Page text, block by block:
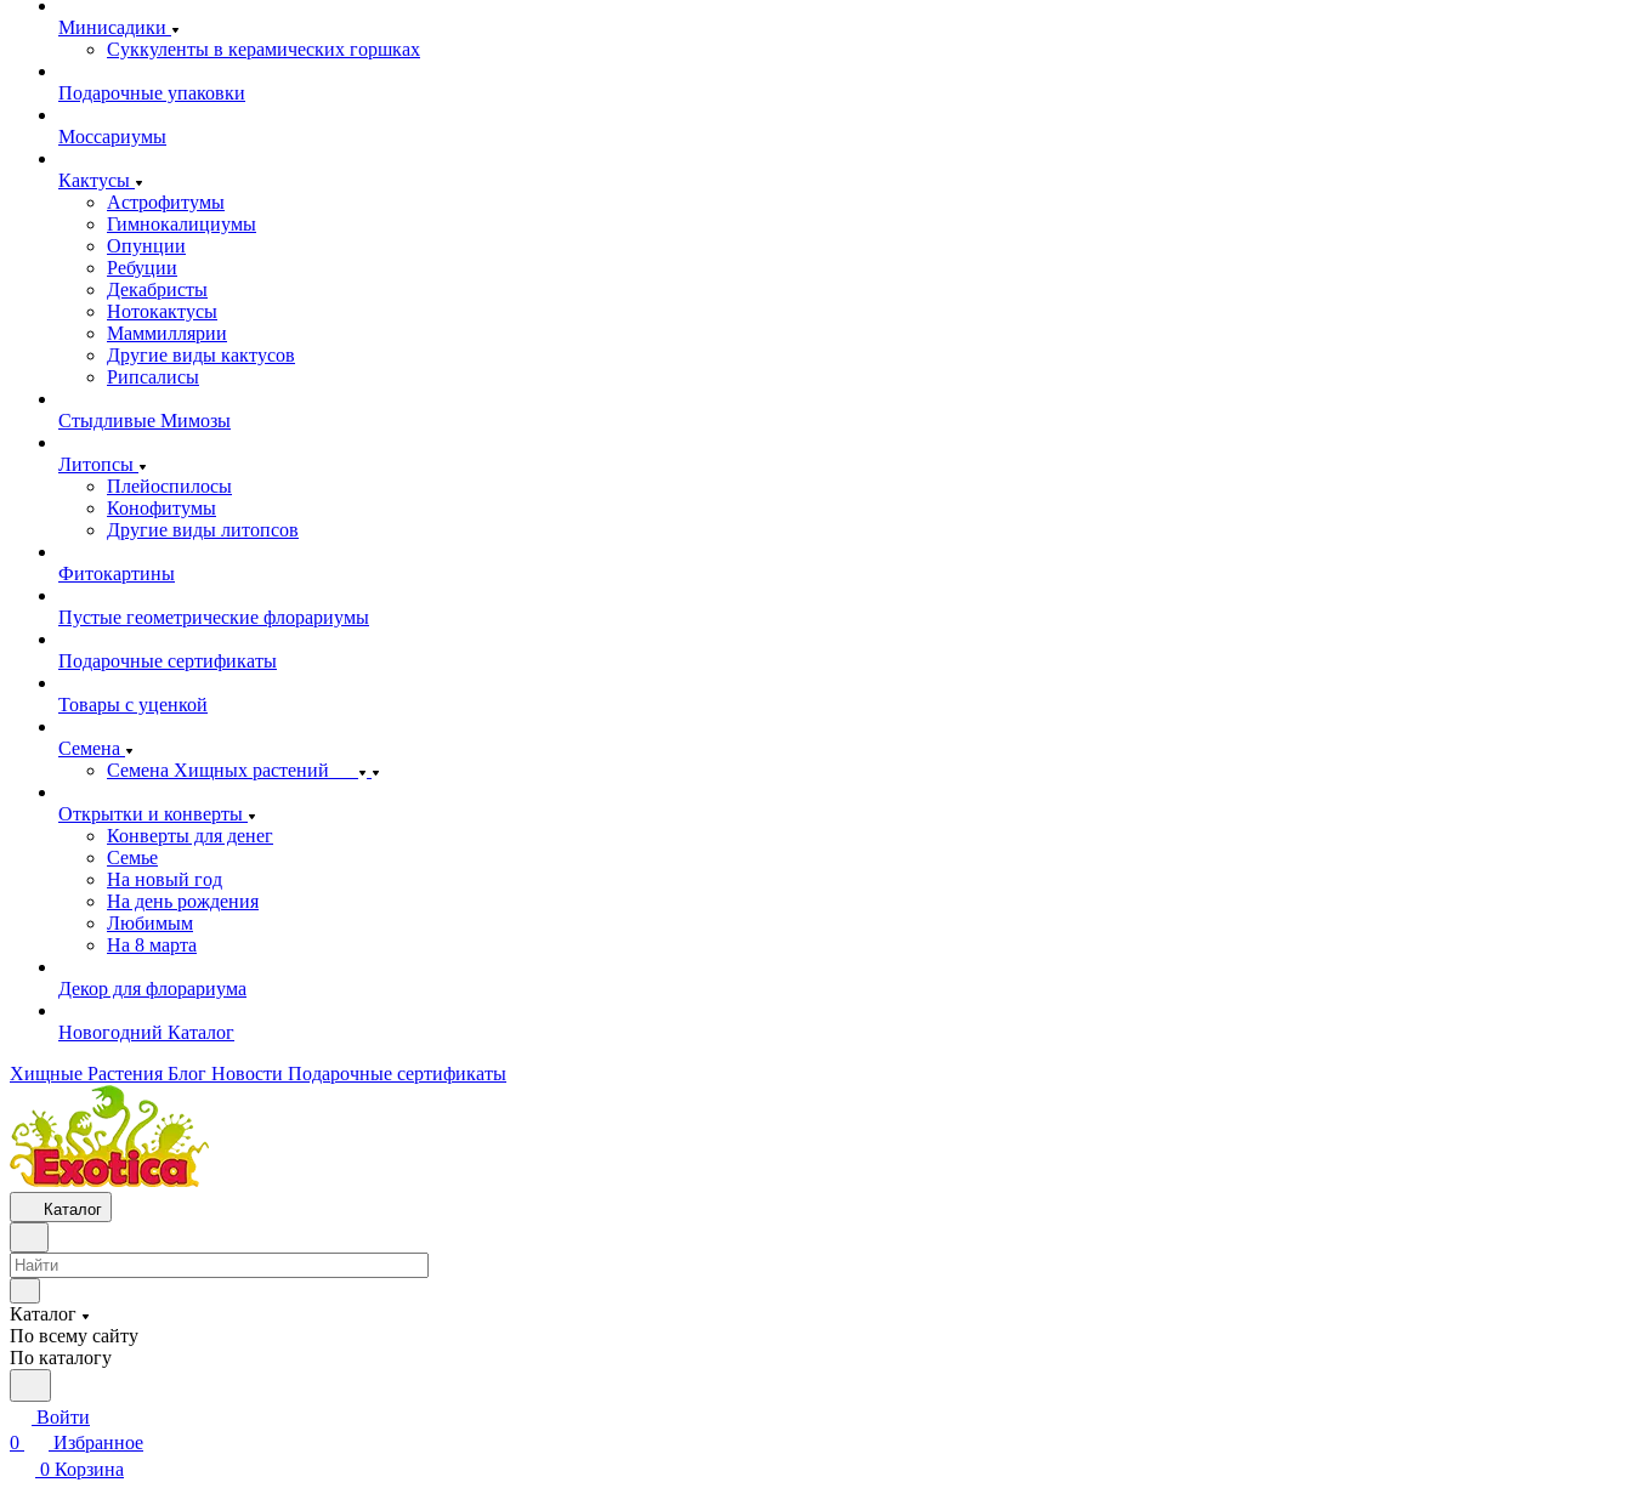
Минисадики
Суккуленты в керамических горшках
Подарочные упаковки
Моссариумы
Кактусы
Астрофитумы
Гимнокалициумы
Опунции
Ребуции
Декабристы
Нотокактусы
Маммиллярии
Другие виды кактусов
Рипсалисы
Стыдливые Мимозы
Литопсы
Плейоспилосы
Конофитумы
Другие виды литопсов
Фитокартины
Пустые геометрические флорариумы
Подарочные сертификаты
Товары с уценкой
Семена
Семена Хищных растений
Открытки и конверты
Конверты для денег
Семье
На новый год
На день рождения
Любимым
На 8 марта
Декор для флорариума
Новогодний Каталог
Хищные Растения Блог Новости Подарочные сертификаты
Каталог
Каталог
По всему сайту
По каталогу
Войти
0
Избранное
0 Корзина